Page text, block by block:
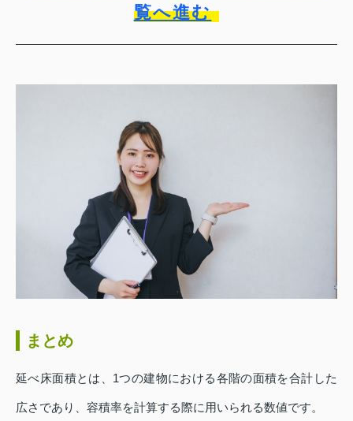
覧へ進む
まとめ
延べ床面積とは、1つの建物における各階の面積を合計した
広さであり、容積率を計算する際に用いられる数値です。